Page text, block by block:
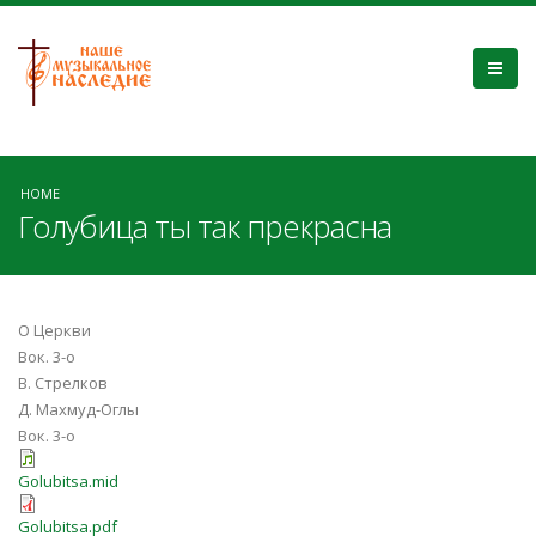
HOME
Голубица ты так прекрасна
О Церкви
Вок. 3-о
В. Стрелков
Д. Махмуд-Оглы
Вок. 3-о
Golubitsa.mid
Golubitsa.pdf